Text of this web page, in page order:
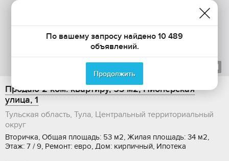
1
Продаю 2-ком. квартиру, 53 м2, Пионерская
улица, 1
Тульская область, Тула, Центральный территориальный
округ
Вторичка, Общая площадь: 53 м2, Жилая площадь: 34 м2,
Этаж: 7 / 9, Ремонт: евро, Дом: кирпичный, Ипотека
По вашему запросу найдено 10 489
объявлений.
Продолжить